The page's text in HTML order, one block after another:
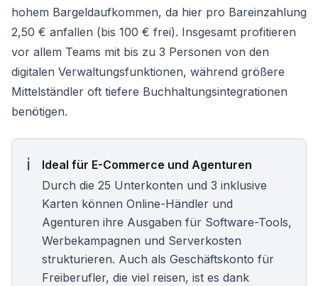
hohem Bargeldaufkommen, da hier pro Bareinzahlung
2,50 € anfallen (bis 100 € frei). Insgesamt profitieren
vor allem Teams mit bis zu 3 Personen von den
digitalen Verwaltungsfunktionen, während größere
Mittelständler oft tiefere Buchhaltungsintegrationen
benötigen.
Ideal für E-Commerce und Agenturen
Durch die 25 Unterkonten und 3 inklusive
Karten können Online-Händler und
Agenturen ihre Ausgaben für Software-Tools,
Werbekampagnen und Serverkosten
strukturieren. Auch als Geschäftskonto für
Freiberufler, die viel reisen, ist es dank